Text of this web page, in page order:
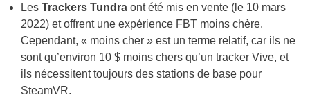
LesTrackers Tundra ont été mis en vente (le 10 mars
2022) et offrent une expérience FBT moins chère.
Cependant, « moins cher » est un terme relatif, car ils ne
sont qu’environ 10 $ moins chers qu’un tracker Vive, et
ils nécessitent toujours des stations de base pour
SteamVR.